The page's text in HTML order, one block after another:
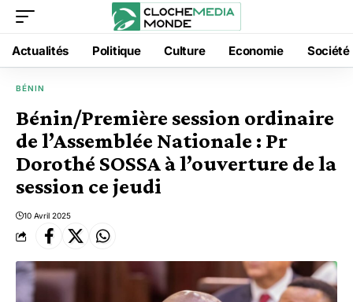
Actualités Politique Culture Economie Société
BÉNIN
Bénin/Première session ordinaire
de l’Assemblée Nationale : Pr
Dorothé SOSSA à l’ouverture de la
session ce jeudi
10 Avril 2025